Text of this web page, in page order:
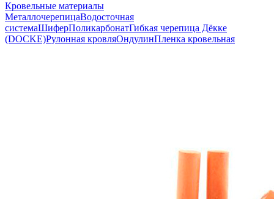
Кровельные материалы
МеталлочерепицаВодосточная
системаШиферПоликарбонатГибкая черепица Дёкке
(DOCKE)Рулонная кровляОндулинПленка кровельная